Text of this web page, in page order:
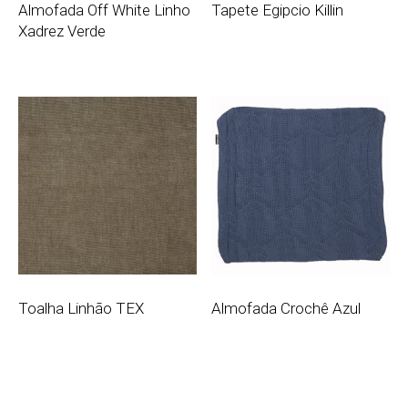
Almofada Off White Linho
Xadrez Verde
Tapete Egipcio Killin
Toalha Linhão TEX Almofada Crochê Azul